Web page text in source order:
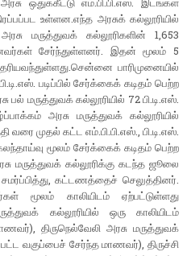
உள்ளன.எந்த அரசுக் கல்லூரியில்
மருத்துவக் கல்லூரிகளின் 1,653
சேர்ந்துள்ளனர். இதன் மூலம் 5
சென்னை பாரிமுனையில்
படிப்பில் சேர்க்கைக் கடிதம் பெற்ற
மருத்துவக் கல்லூரியில் 72 பி.டி.எஸ்.
அரசு மருத்துவக் கல்லூரியில்
முதல் கட்ட எம்.பி.பி.எஸ்., பி.டி.எஸ்.
மூலம் சேர்க்கைக் கடிதம் பெற்ற
மருத்துவக் கல்லூரிக்கு கடந்த ஜூலை
கட்டணத்தைச் செலுத்தினர்.
மூலம் காலியிடம் ஏற்பட்டுள்ளது
கல்லூரியில் ஒரு காலியிடம்
திருநெல்வேலி அரசு மருத்துவக்
வகுப்பைச் சேர்ந்த மாணவர்), திருச்சி